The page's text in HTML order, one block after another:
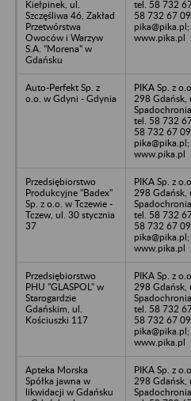
Kiełpinek, ul.
Szczęśliwa 46, Zakład
Przetwórstwa
Owoców i Warzyw
S.A. "Morena" w
Gdańsku
tel. 58 732
58 732 67
pika@pika.pl;
www.pika.pl
Auto-Perfekt Sp. z
o.o. w Gdyni - Gdynia
PIKA Sp. z
298 Gdańsk,
tel. 58 732
58 732 67
pika@pika.pl;
www.pika.pl
Przedsiębiorstwo
Produkcyjne "Badex"
Sp. z o.o. w Tczewie -
Tczew, ul. 30 stycznia
37
PIKA Sp. z
298 Gdańsk,
tel. 58 732
58 732 67
pika@pika.pl;
www.pika.pl
Przedsiębiorstwo
PHU "GLASPOL" w
Starogardzie
Gdańskim, ul.
Kościuszki 117
PIKA Sp. z
298 Gdańsk,
tel. 58 732
58 732 67
pika@pika.pl;
www.pika.pl
Apteka Morska
Spółka jawna w
likwidacji w Gdańsku
PIKA Sp. z
298 Gdańsk,